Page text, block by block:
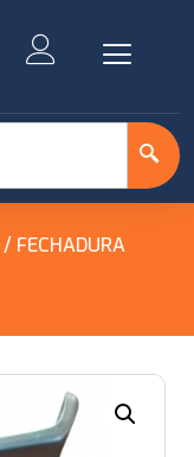
/ FECHADURA